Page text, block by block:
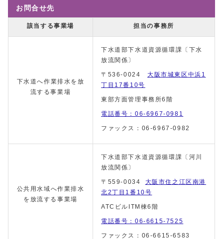
お問合せ先
該当する事業場 担当の事務所
下水道へ作業排水を放
流する事業場
下水道部下水道資源循環課〔下水
放流関係〕
〒536-0024 大阪市城東区中浜1
丁目17番10号
東部方面管理事務所6階
電話番号：06-6967-0981
ファックス：06-6967-0982
公共用水域へ作業排水
を放流する事業場
下水道部下水道資源循環課〔河川
放流関係〕
〒559-0034 大阪市住之江区南港
北2丁目1番10号
ATCビルITM棟6階
電話番号：06-6615-7525
ファックス：06-6615-6583